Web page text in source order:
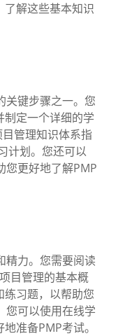
了解这些基本知识
键步骤之一。您
制定一个详细的学
管理知识体系指
计划。您还可以
您更好地了解PMP
力。您需要阅读
目管理的基本概
练习题，以帮助您
您可以使用在线学
准备PMP考试。